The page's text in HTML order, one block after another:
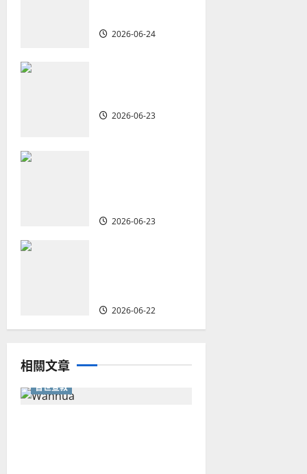
a
o
2026-06-24
2026-06-23
2026-06-23
2026-06-22
相關文章
普世宣教